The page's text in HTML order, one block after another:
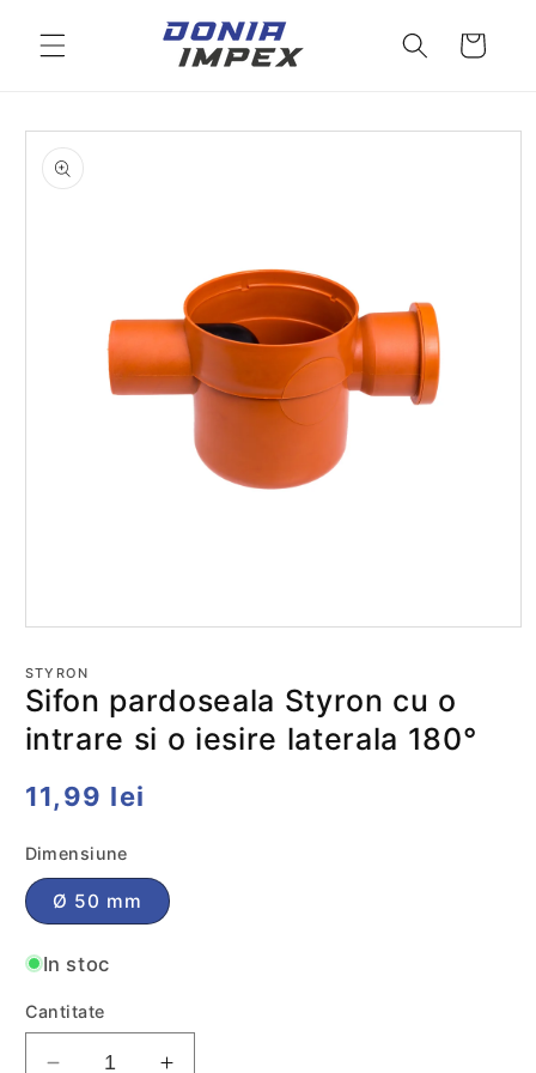
conținut
Cos
informațiile
despre
produs
media
1
într-
o
fereastră
STYRON
Sifon pardoseala Styron cu o
intrare si o iesire laterala 180°
Preț
11,99 lei
Dimensiune
Ø 50 mm
In stoc
Cantitate